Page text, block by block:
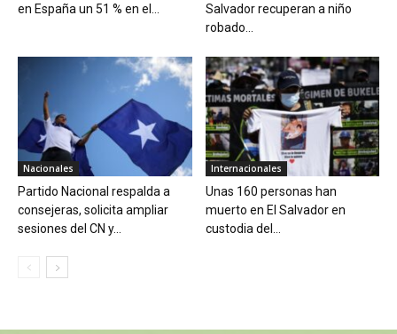
en España un 51 % en el...
Salvador recuperan a niño
robado...
Nacionales
Partido Nacional respalda a
consejeras, solicita ampliar
sesiones del CN y...
Internacionales
Unas 160 personas han
muerto en El Salvador en
custodia del...